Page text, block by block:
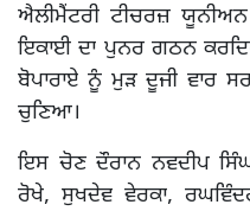
ਐਲੀਮੈਂਟਰੀ ਟੀਚਰਜ਼
ਇਕਾਈ ਦਾ ਪੁਨਰ ਗਠਨ
ਬੋਪਾਰਾਏ ਨੂੰ ਮੁੜ ਦੂਜੀ ਵਾਰ
ਚੁਣਿਆ।
ਇਸ ਚੋਣ ਦੌਰਾਨ ਨਵਦੀਪ
ਰੋਖੇ, ਸੁਖਦੇਵ ਵੇਰਕਾ,